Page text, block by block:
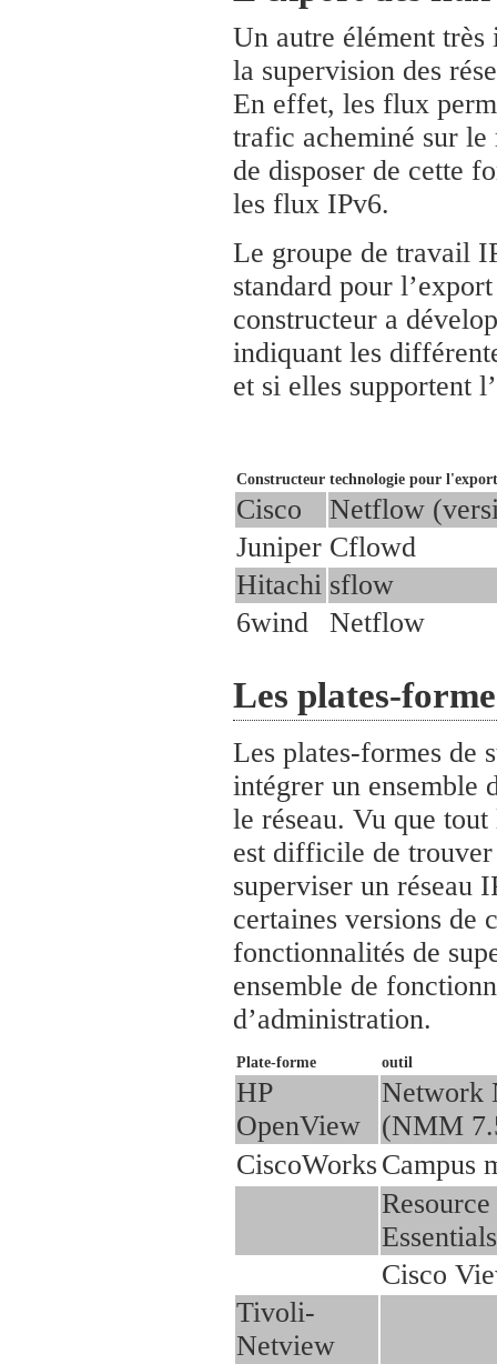
Un autre élément très
la supervision des
En effet, les flux
trafic acheminé sur le
de disposer de cette
les flux IPv6.
Le groupe de travail
standard pour
constructeur a
indiquant les
et si elles supportent
Constructeur technologie pour
Cisco
Netflow
Juniper Cflowd
Hitachi sflow
6wind
Netflow
Les plates-
Les plates-formes de
intégrer un ensemble
le réseau. Vu que
est difficile de
superviser un réseau
certaines versions de
fonctionnalités de
ensemble de
d’administration.
Plate-forme outil
HP
OpenView
Network
(NMM
CiscoWorksCampus
Cisco
Tivoli-
Netview